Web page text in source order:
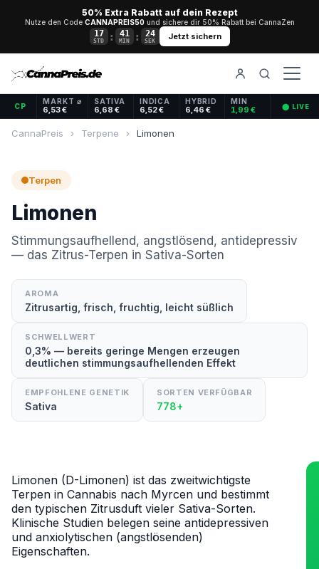
50% Extra Rabatt auf dein Rezept
Nutze den Code CANNAPREIS50und sichere dir 50% Rabatt bei CannaZen
17
STD : 41
MIN : 24
SEK Jetzt sichern
CP
MARKT ⌀
6,53 €
SATIVA
6,68 €
INDICA
6,52 €
HYBRID
6,46 €
MIN
1,99 € ⬤ LIVE
CannaPreis › Terpene › Limonen
Terpen
Limonen
Stimmungsaufhellend, angstlösend, antidepressiv
— das Zitrus-Terpen in Sativa-Sorten
AROMA
Zitrusartig, frisch, fruchtig, leicht süßlich
SCHWELLWERT
0,3% — bereits geringe Mengen erzeugen
deutlichen stimmungsaufhellenden Effekt
EMPFOHLENE GENETIK
Sativa
SORTEN VERFÜGBAR
778+
Limonen (D-Limonen) ist das zweitwichtigste
Terpen in Cannabis nach Myrcen und bestimmt
den typischen Zitrusduft vieler Sativa-Sorten.
Klinische Studien belegen seine antidepressiven
und anxiolytischen (angstlösenden)
Eigenschaften.